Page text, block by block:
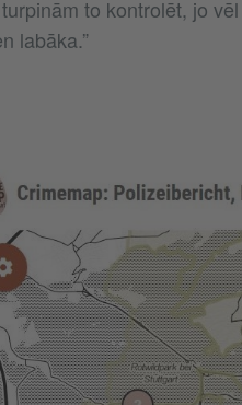
to kontrolēt, jo
labāka.”